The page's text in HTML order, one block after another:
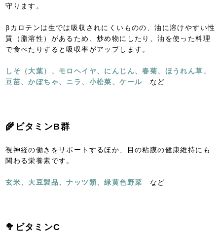
守ります。
βカロテンは生では吸収されにくいものの、油に溶けやすい性
質（脂溶性）があるため、炒め物にしたり、油を使った料理
で食べたりすると吸収率がアップします。
しそ（大葉）、モロヘイヤ、にんじん、春菊、ほうれん草、
豆苗、かぼちゃ、ニラ、小松菜、ケール など
🌾ビタミンB群
視神経の働きをサポートするほか、目の粘膜の健康維持にも
関わる栄養素です。
玄米、大豆製品、ナッツ類、緑黄色野菜 など
🥦ビタミンC